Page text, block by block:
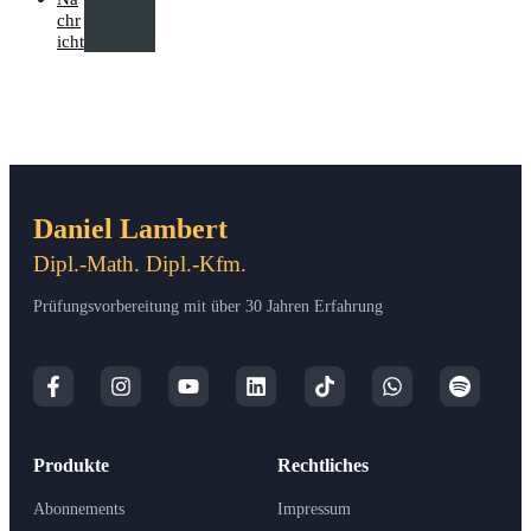
chr
icht
Daniel Lambert
Dipl.-Math. Dipl.-Kfm.
Prüfungsvorbereitung mit über 30 Jahren Erfahrung
Produkte
Abonnements
Rechtliches
Impressum